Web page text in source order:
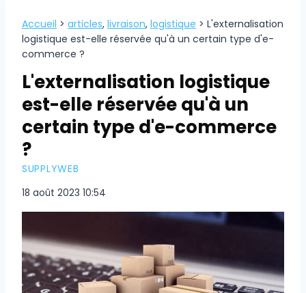
Accueil > articles, livraison, logistique > L'externalisation
logistique est-elle réservée qu'à un certain type d'e-
commerce ?
L'externalisation logistique
est-elle réservée qu'à un
certain type d'e-commerce
?
SUPPLYWEB
18 août 2023 10:54